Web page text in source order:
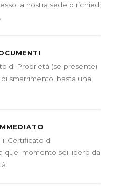
la nostra sede o richiedi
di Proprietà (se presente)
smarrimento, basta una
il Certificato di
quel momento sei libero da